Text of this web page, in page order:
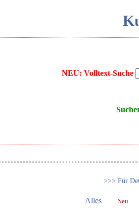
NEU: Volltext-Suche
>>> Für
Alles Neu